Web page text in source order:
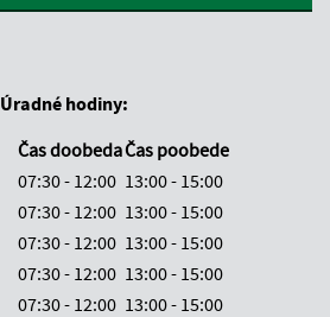
Úradné hodiny:
Čas doobedaČas poobede
07:30 - 12:00 13:00 - 15:00
07:30 - 12:00 13:00 - 15:00
07:30 - 12:00 13:00 - 15:00
07:30 - 12:00 13:00 - 15:00
07:30 - 12:00 13:00 - 15:00